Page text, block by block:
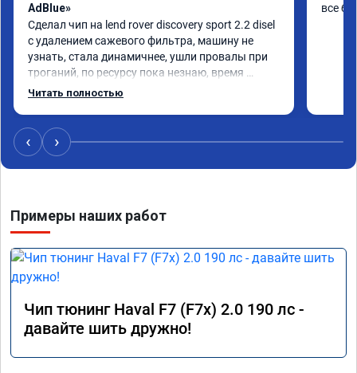
AdBlue»
Сделал чип на lend rover discovery sport 2.2 disel
с удалением сажевого фильтра, машину не
узнать, стала динамичнее, ушли провалы при
троганий, по ресурсу пока незнаю, время
покажет, короче рекомендую!
Читать полностью
все
‹ ›
Примеры наших работ
Чип тюнинг Haval F7 (F7x) 2.0 190 лс -
давайте шить дружно!